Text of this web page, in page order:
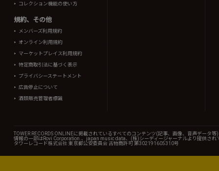
コレクション機能の使い方
規約、その他
メンバーズ利用規約
オンライン利用規約
マーケットプレイス利用規約
特定商取引法に基づく表示
プライバシーステートメント
広告停止について
酒類販売管理者標識
TOWER RECORDS ONLINEに掲載されているすべてのコンテンツ(記事、画像、音声データ
情報の一部はRovi Corporation.、japan music data、(株)シーディージャーナルより提供され
タワーレコード株式会社 東京都公安委員会 古物商許可 第302191605310号